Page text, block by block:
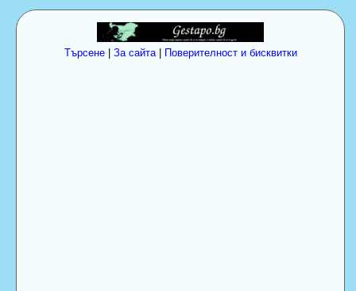
Търсене| За сайта| Поверителност и бисквитки